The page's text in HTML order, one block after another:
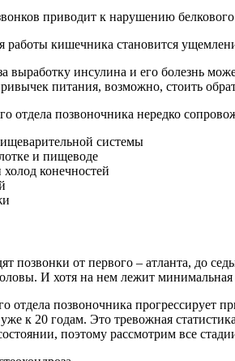
приводит к нарушению
кишечника становится
выработку инсулина и его болезнь
питания, возможно, стоить
отдела позвоночника нередко
системы
и пищеводе
конечностей
позвонки от первого – атланта, до
И хотя на нем лежит минимальная
отдела позвоночника прогрессирует
к 20 годам. Это тревожная
поэтому рассмотрим все